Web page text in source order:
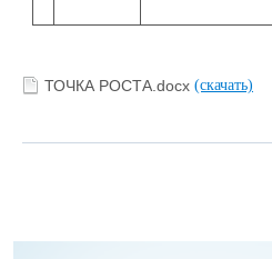
ТОЧКА РОСТА.docx (скачать)